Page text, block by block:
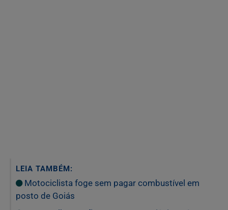
LEIA TAMBÉM:
Motociclista foge sem pagar combustível em
posto de Goiás